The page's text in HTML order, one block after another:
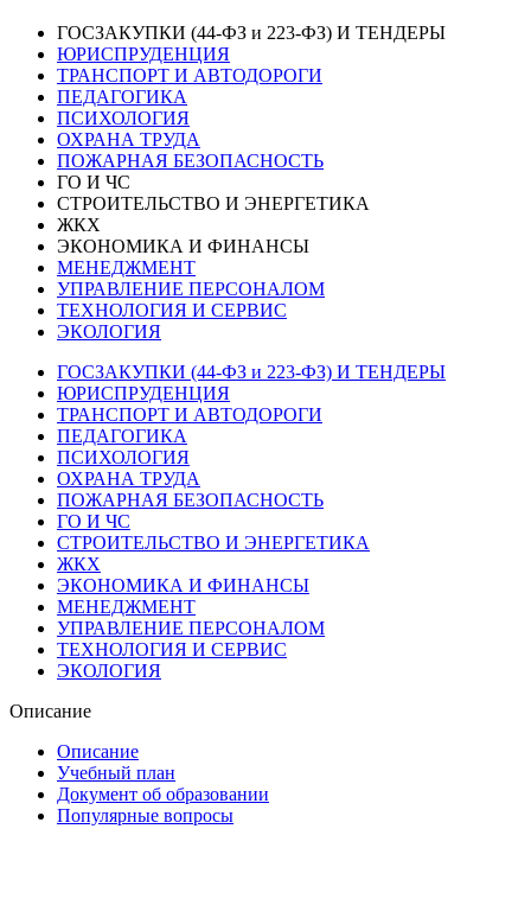
ГОСЗАКУПКИ (44-ФЗ и 223-ФЗ) И ТЕНДЕРЫ
ЮРИСПРУДЕНЦИЯ
ТРАНСПОРТ И АВТОДОРОГИ
ПЕДАГОГИКА
ПСИХОЛОГИЯ
ОХРАНА ТРУДА
ПОЖАРНАЯ БЕЗОПАСНОСТЬ
ГО И ЧС
СТРОИТЕЛЬСТВО И ЭНЕРГЕТИКА
ЖКХ
ЭКОНОМИКА И ФИНАНСЫ
МЕНЕДЖМЕНТ
УПРАВЛЕНИЕ ПЕРСОНАЛОМ
ТЕХНОЛОГИЯ И СЕРВИС
ЭКОЛОГИЯ
ГОСЗАКУПКИ (44-ФЗ и 223-ФЗ) И ТЕНДЕРЫ
ЮРИСПРУДЕНЦИЯ
ТРАНСПОРТ И АВТОДОРОГИ
ПЕДАГОГИКА
ПСИХОЛОГИЯ
ОХРАНА ТРУДА
ПОЖАРНАЯ БЕЗОПАСНОСТЬ
ГО И ЧС
СТРОИТЕЛЬСТВО И ЭНЕРГЕТИКА
ЖКХ
ЭКОНОМИКА И ФИНАНСЫ
МЕНЕДЖМЕНТ
УПРАВЛЕНИЕ ПЕРСОНАЛОМ
ТЕХНОЛОГИЯ И СЕРВИС
ЭКОЛОГИЯ
Описание
Описание
Учебный план
Документ об образовании
Популярные вопросы